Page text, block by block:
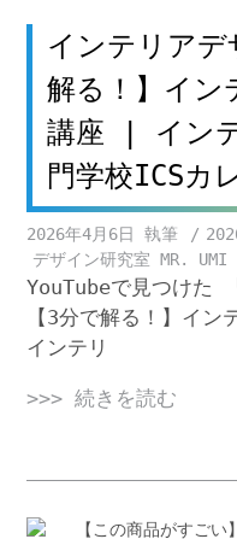
インテリア
解る！】イ
講座 | イン
門学校ICSカ
2026年4月6日
デザイン研究室 MR. UMI
YouTubeで見つけた
【3分で解る！】イ
インテリ
>>> 続きを読む